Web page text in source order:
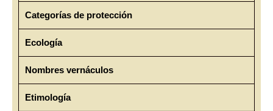
Categorías de protección
Ecología
Nombres vernáculos
Etimología